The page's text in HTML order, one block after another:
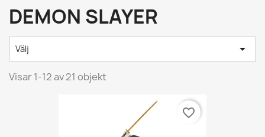
DEMON SLAYER
Välj 
Visar 1-12 av 21 objekt
favorite_border